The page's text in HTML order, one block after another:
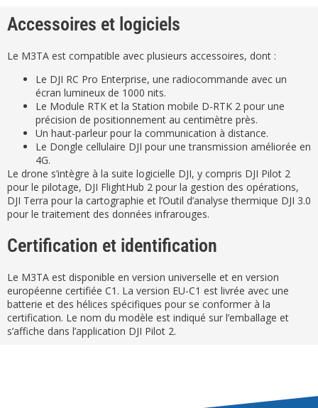
Accessoires et logiciels
Le M3TA est compatible avec plusieurs accessoires, dont :
Le DJI RC Pro Enterprise, une radiocommande avec un
écran lumineux de 1000 nits.
Le Module RTK et la Station mobile D-RTK 2 pour une
précision de positionnement au centimètre près.
Un haut-parleur pour la communication à distance.
Le Dongle cellulaire DJI pour une transmission améliorée en
4G.
Le drone s’intègre à la suite logicielle DJI, y compris DJI Pilot 2
pour le pilotage, DJI FlightHub 2 pour la gestion des opérations,
DJI Terra pour la cartographie et l’Outil d’analyse thermique DJI 3.0
pour le traitement des données infrarouges.
Certification et identification
Le M3TA est disponible en version universelle et en version
européenne certifiée C1. La version EU-C1 est livrée avec une
batterie et des hélices spécifiques pour se conformer à la
certification. Le nom du modèle est indiqué sur l’emballage et
s’affiche dans l’application DJI Pilot 2.